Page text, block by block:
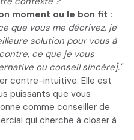
moment ou le bon fit :
que vous me décrivez, je
solution pour vous à
ce que je vous
ou conseil sincère]."
contre-intuitive. Elle est
puissants que vous
comme conseiller de
qui cherche à closer à